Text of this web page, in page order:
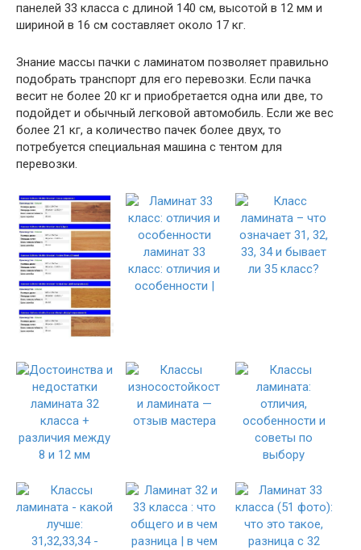
панелей 33 класса с длиной 140 см, высотой в 12 мм и
шириной в 16 см составляет около 17 кг.
Знание массы пачки с ламинатом позволяет правильно
подобрать транспорт для его перевозки. Если пачка
весит не более 20 кг и приобретается одна или две, то
подойдет и обычный легковой автомобиль. Если же вес
более 21 кг, а количество пачек более двух, то
потребуется специальная машина с тентом для
перевозки.